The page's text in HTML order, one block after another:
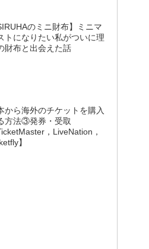
のミニ財布】ミニマ
トになりたい私がついに理
財布と出会えた話
から海外のチケットを購入
方法③発券・受取
，LiveNation，
】